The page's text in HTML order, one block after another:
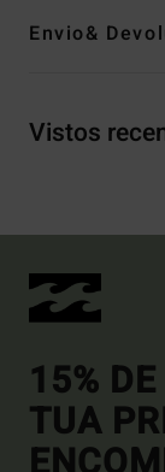
Envio&
Vistos
15%
TUA